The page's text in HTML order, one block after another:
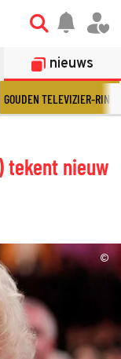
nieuws
GOUDEN TELEVIZIER-RING
tekent nieuw
©